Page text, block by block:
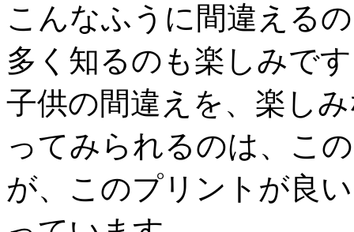
こんなふうに間違える
多く知るのも楽しみで
子供の間違えを、楽し
ってみられるのは、こ
が、このプリントが良